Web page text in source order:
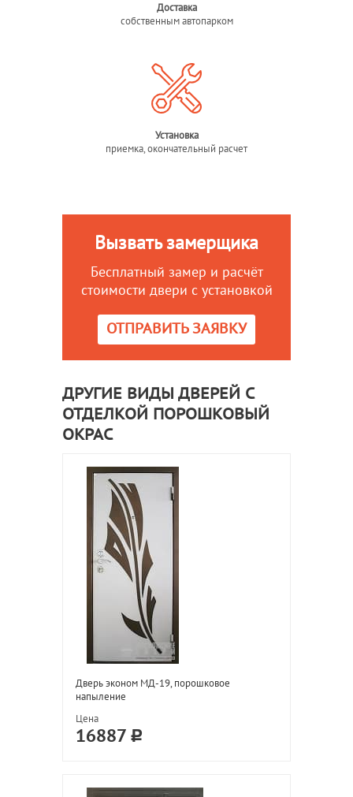
Доставка
собственным автопарком
Установка
приемка, окончательный расчет
Вызвать замерщика
Бесплатный замер и расчёт
стоимости двери с установкой
ОТПРАВИТЬ ЗАЯВКУ
ДРУГИЕ ВИДЫ ДВЕРЕЙ С
ОТДЕЛКОЙ ПОРОШКОВЫЙ
ОКРАС
Дверь эконом МД-19, порошковое
напыление
Цена
16887